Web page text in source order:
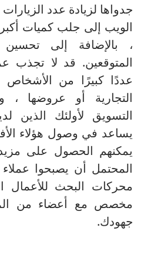
جدواها لزيادة عدد
الويب إلى جلب كميات
، بالإضافة إلى تحسين
المتوقعين. قد لا تجذب
عددًا كبيرًا من الأشخاص
التجارية أو عروضها
التسويق لأولئك الذين
يساعد في وصول هؤلاء
يمكنهم الحصول على
المحتمل أن يصبحوا
محركات البحث للأعمال
مخصص مع أعضاء من
جهودك.